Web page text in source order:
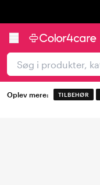
Oplev mere: TILBEHØR